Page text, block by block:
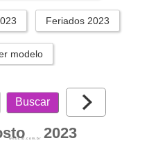
Feriados 2023
modelo
2023
webcid.com.br